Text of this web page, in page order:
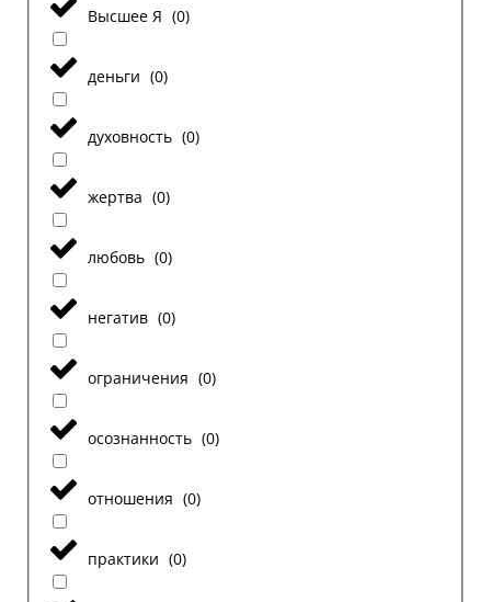
Высшее Я (0)
деньги (0)
духовность (0)
жертва (0)
любовь (0)
негатив (0)
ограничения (0)
осознанность (0)
отношения (0)
практики (0)